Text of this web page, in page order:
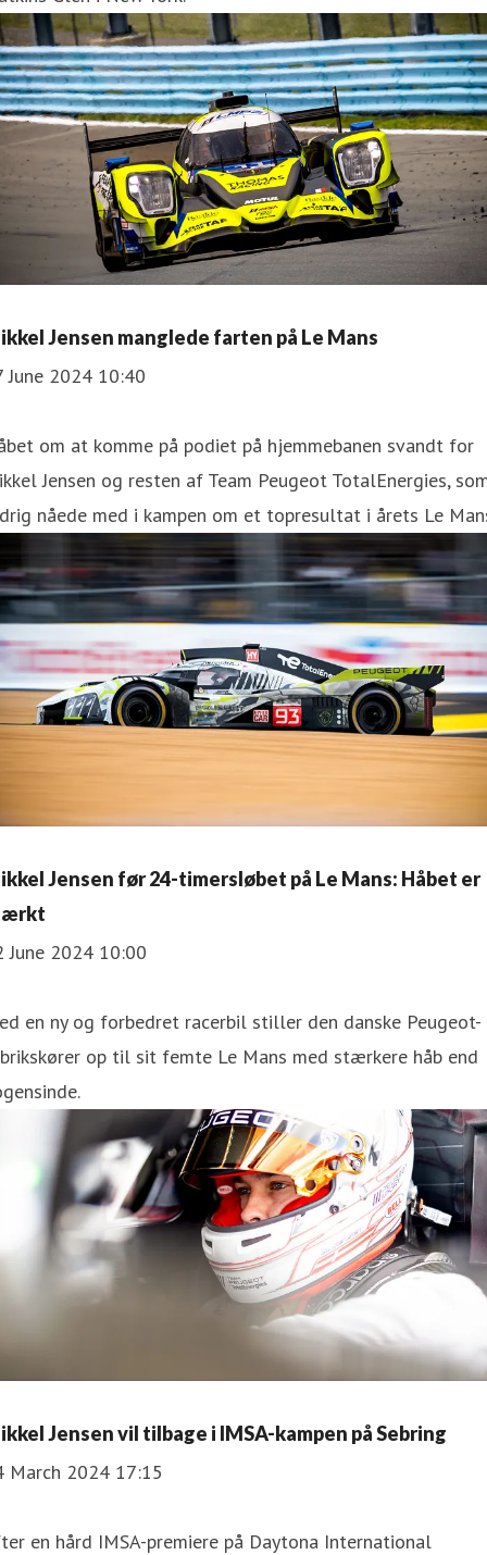
Jensen manglede farten på Le Mans
June 2024 10:40
om at komme på podiet på hjemmebanen svandt for
Jensen og resten af Team Peugeot TotalEnergies,
nåede med i kampen om et topresultat i årets Le
Jensen før 24-timersløbet på Le Mans: Håbet er
June 2024 10:00
en ny og forbedret racerbil stiller den danske Peugeot-
op til sit femte Le Mans med stærkere håb end
Jensen vil tilbage i IMSA-kampen på Sebring
March 2024 17:15
en hård IMSA-premiere på Daytona International